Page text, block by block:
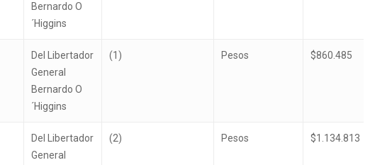
Bernardo O
´Higgins
Del Libertador
General
Bernardo O
´Higgins
(1) Pesos $860.485
Del Libertador
General
(2) Pesos $1.134.813